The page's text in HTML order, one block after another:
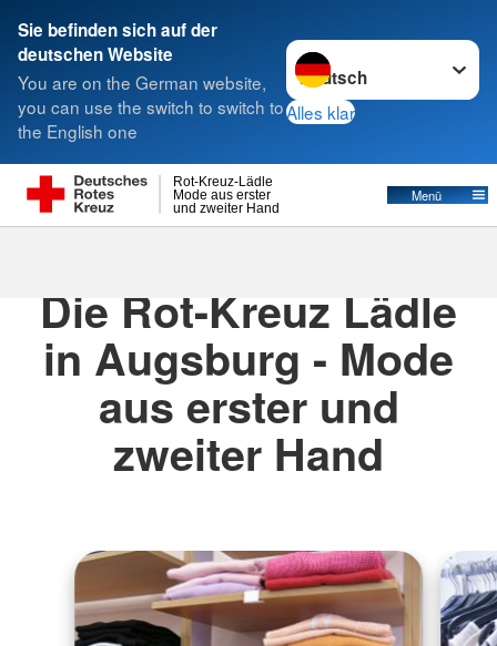
Sie befinden sich auf der
deutschen Website
You are on the German website,
you can use the switch to switch to
the English one
Sprache wechseln zu
Alles klar
und zweiter Hand
Mode aus erster
Rot-Kreuz-Lädle
Menü
Suche
Die Rot-Kreuz Lädle
in Augsburg - Mode
aus erster und
zweiter Hand